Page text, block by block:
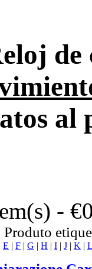
de
al
-
E | F | G | H | I | J | K | L